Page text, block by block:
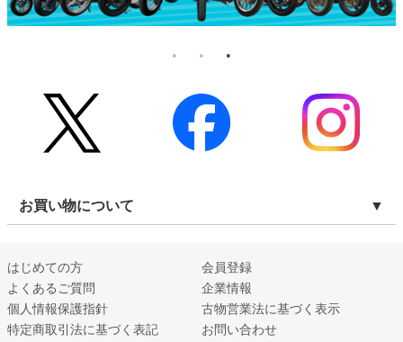
お買い物について
はじめての方
会員登録
よくあるご質問
企業情報
個人情報保護指針
古物営業法に基づく表示
特定商取引法に基づく表記
お問い合わせ